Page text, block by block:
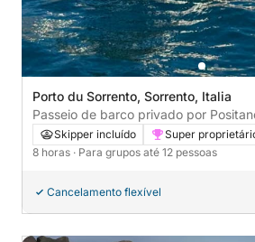
Porto du Sorrento, Sorrento, Italia
Passeio de barco privado por
escondidas.
Skipper incluído Super
8 horas · Para grupos até 12 pessoas
Cancelamento flexível